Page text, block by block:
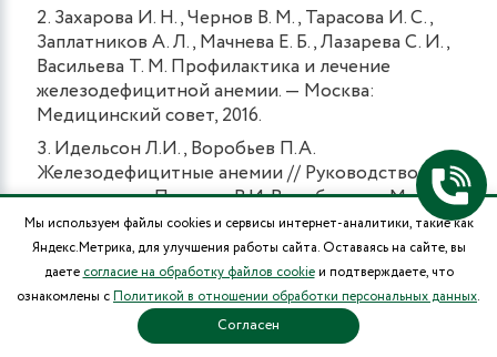
Захарова И. Н., Чернов В. М., Тарасова И. С.,
Заплатников А. Л., Мачнева Е. Б., Лазарева С. И.,
Васильева Т. М. Профилактика и лечение
железодефицитной анемии. — Москва:
Медицинский совет, 2016.
Идельсон Л.И., Воробьев П.А.
Железодефицитные анемии // Руководство по
гематологии. Под ред. В.И. Воробьева. — Москва:
Ньюдиамед, 2005.
Клинические рекомендации
«Железодефицитная анемия» — Москва:
Министерство здравоохранения РФ, 2024.
Мы используем файлы cookies и сервисы интернет-аналитики, такие как
Яндекс.Метрика, для улучшения работы сайта. Оставаясь на сайте, вы
даете согласие на обработку файлов cookieи подтверждаете, что
ознакомлены сПолитикой в отношении обработки персональных данных.
Согласен